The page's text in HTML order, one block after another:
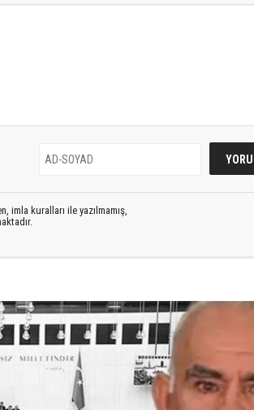
imla kuralları ile yazılmamış,